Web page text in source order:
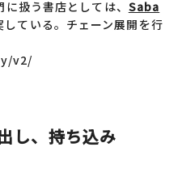
扱う書店としては、 Saba
している。チェーン展開を行
v2/
し、持ち込み